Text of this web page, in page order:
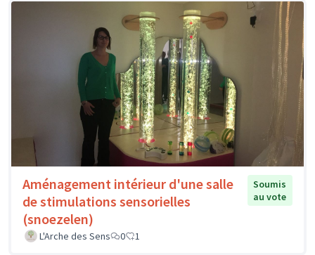
Aménagement intérieur d'une salle
de stimulations sensorielles
(snoezelen)
Soumis
au vote
L'Arche des Sens 0 1